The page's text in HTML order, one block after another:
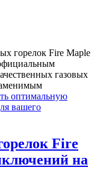
горелок Fire Maple
газовых
оптимальную
вашего
Fire
на